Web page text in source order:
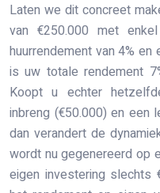
Laten we dit concreet
van €250.000 met
huurrendement van 4% en
is uw totale rendement
Koopt u echter
inbreng (€50.000) en een
dan verandert de
wordt nu gegenereerd op
eigen investering slechts